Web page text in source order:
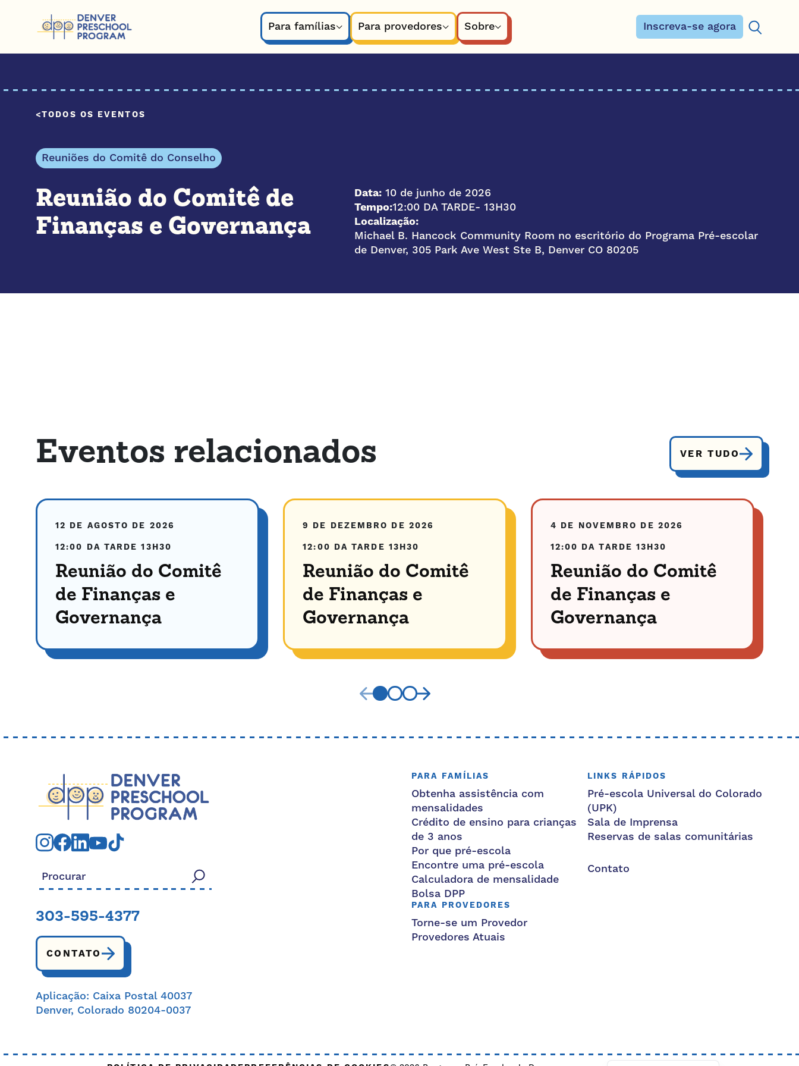
Para famílias
Para provedores Sobre Inscreva-se agora
Procurar:
TODOS OS EVENTOS
Reuniões do Comitê do Conselho
Reunião do Comitê de
Finanças e Governança
Data: 10 de junho de 2026
Tempo:12:00 DA TARDE- 13H30
Localização:
Michael B. Hancock Community Room no escritório do Programa Pré-escolar
de Denver, 305 Park Ave West Ste B, Denver CO 80205
Eventos relacionados VER TUDO
12 DE AGOSTO DE 2026
12:00 DA TARDE 13H30
Reunião do Comitê
de Finanças e
Governança
9 DE DEZEMBRO DE 2026
12:00 DA TARDE 13H30
Reunião do Comitê
de Finanças e
Governança
4 DE NOVEMBRO DE 2026
12:00 DA TARDE 13H30
Reunião do Comitê
de Finanças e
Governança
Procurar:
303-595-4377
CONTATO
Aplicação: Caixa Postal 40037
Denver, Colorado 80204-0037
PARA FAMÍLIAS
Obtenha assistência com
mensalidades
Crédito de ensino para crianças
de 3 anos
Por que pré-escola
Encontre uma pré-escola
Calculadora de mensalidade
Bolsa DPP
PARA PROVEDORES
Torne-se um Provedor
Provedores Atuais
LINKS RÁPIDOS
Pré-escola Universal do Colorado
(UPK)
Sala de Imprensa
Reservas de salas comunitárias
Contato